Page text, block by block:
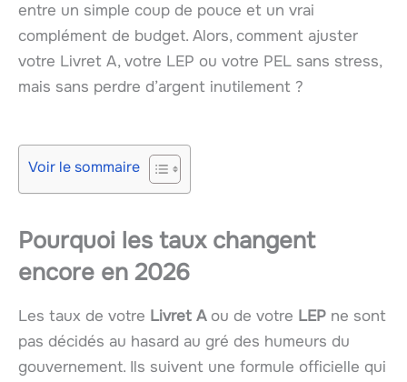
entre un simple coup de pouce et un vrai
complément de budget. Alors, comment ajuster
votre Livret A, votre LEP ou votre PEL sans stress,
mais sans perdre d’argent inutilement ?
Voir le sommaire
Pourquoi les taux changent
encore en 2026
Les taux de votre Livret Aou de votre LEP ne sont
pas décidés au hasard au gré des humeurs du
gouvernement. Ils suivent une formule officielle qui